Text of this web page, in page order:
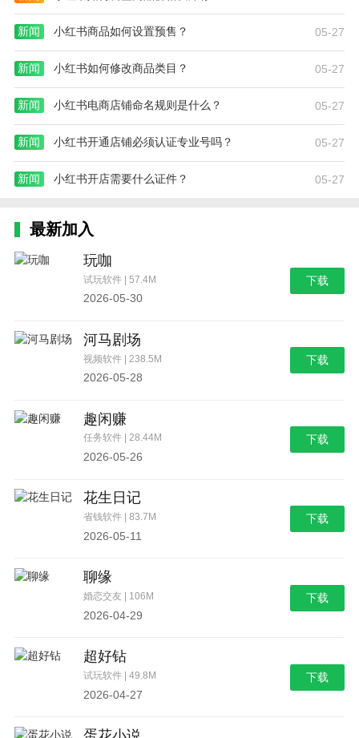
新闻 小红书商品如何设置预售？ 05-27
新闻 小红书如何修改商品类目？ 05-27
新闻 小红书电商店铺命名规则是什么？ 05-27
新闻 小红书开通店铺必须认证专业号吗？ 05-27
新闻 小红书开店需要什么证件？ 05-27
最新加入
玩咖
试玩软件 | 57.4M
2026-05-30
下载
河马剧场
视频软件 | 238.5M
2026-05-28
下载
趣闲赚
任务软件 | 28.44M
2026-05-26
下载
花生日记
省钱软件 | 83.7M
2026-05-11
下载
聊缘
婚恋交友 | 106M
2026-04-29
下载
超好钻
试玩软件 | 49.8M
2026-04-27
下载